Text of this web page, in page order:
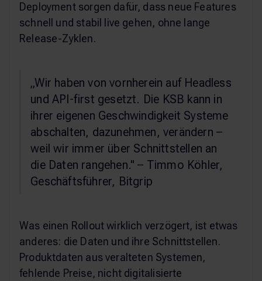
Deployment sorgen dafür, dass neue Features
schnell und stabil live gehen, ohne lange
Release-Zyklen.
„Wir haben von vornherein auf Headless
und API-first gesetzt. Die KSB kann in
ihrer eigenen Geschwindigkeit Systeme
abschalten, dazunehmen, verändern –
weil wir immer über Schnittstellen an
die Daten rangehen." – Timmo Köhler,
Geschäftsführer, Bitgrip
Was einen Rollout wirklich verzögert, ist etwas
anderes: die Daten und ihre Schnittstellen.
Produktdaten aus veralteten Systemen,
fehlende Preise, nicht digitalisierte